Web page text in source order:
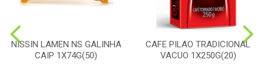
NISSIN LAMEN NS GALINHA
CAIP 1X74G(50)
CAFE PILAO TRADICIONAL
VACUO 1X250G(20)